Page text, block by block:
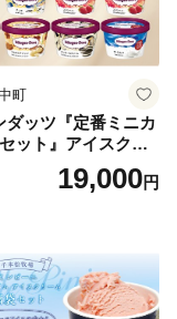
町
ダッツ『定番ミニカ
ット』アイスクリ
ス スイーツ デザー
19,000円